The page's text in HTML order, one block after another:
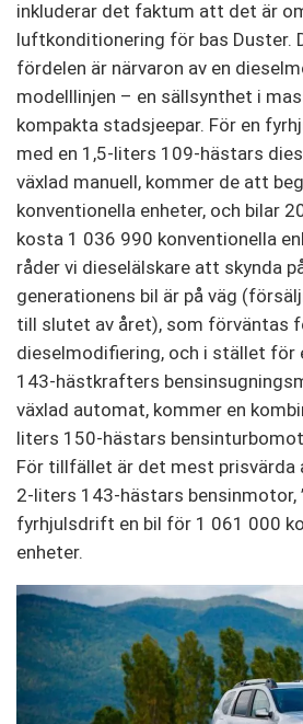
inkluderar det faktum att det är
luftkonditionering för bas Duster.
fördelen är närvaron av en
modelllinjen – en sällsynthet i
kompakta stadsjeepar. För en
med en 1,5-liters 109-hästars
växlad manuell, kommer de att
konventionella enheter, och bilar
kosta 1 036 990 konventionella
råder vi dieselälskare att skynda
generationens bil är på väg
till slutet av året), som förväntas
dieselmodifiering, och i stället för
143-hästkrafters
växlad automat, kommer en
liters 150-hästars
För tillfället är det mest prisvärda
2-liters 143-hästars bensinmotor,
fyrhjulsdrift en bil för 1 061 000
enheter.